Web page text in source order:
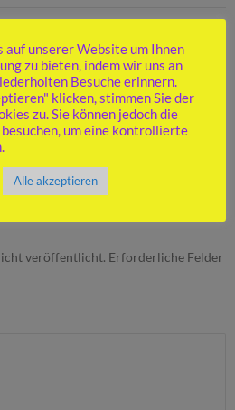
gegen Lehrte, Niederlage gegen
und eine deutliche Niederlage
veröffentlicht. Erforderliche Felder
auf unserer Website um Ihnen
zu bieten, indem wir uns an
Besuche erinnern.
klicken, stimmen Sie der
zu. Sie können jedoch die
um eine kontrollierte
Alle akzeptieren